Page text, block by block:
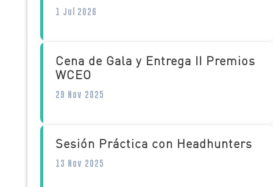
1 Jul 2026
Cena de Gala y Entrega II Premios
WCEO
29 Nov 2025
Sesión Práctica con Headhunters
13 Nov 2025